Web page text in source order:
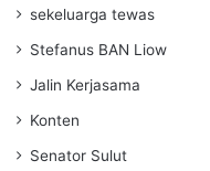
sekeluarga tewas
Stefanus BAN Liow
Jalin Kerjasama
Konten
Senator Sulut